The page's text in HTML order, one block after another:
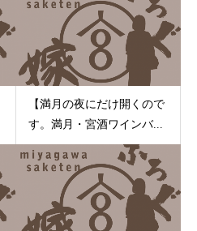
【満月の夜にだけ開くので
す。満月・宮酒ワインバ...